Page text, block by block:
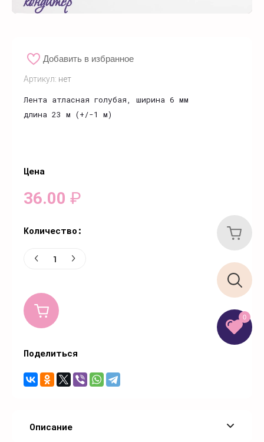
0
Артикул: нет
Лента атласная голубая, ширина 6 мм
длина 23 м (+/-1 м)
Добавить в избранное
Цена
36.00 ₽
Количество:
Поделиться
Описание